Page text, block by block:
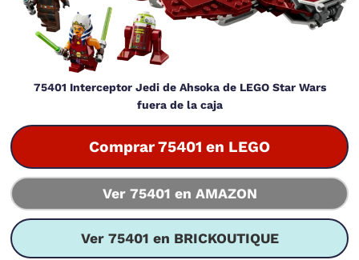
75401 Interceptor Jedi de Ahsoka de LEGO Star Wars
fuera de la caja
Comprar 75401 en LEGO
Ver 75401 en AMAZON
Ver 75401 en BRICKOUTIQUE